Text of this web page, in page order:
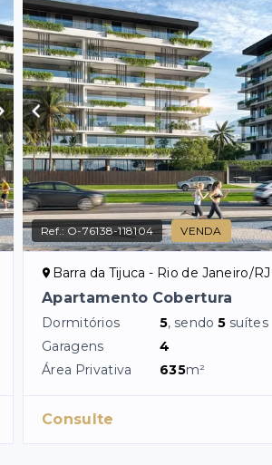
Ref.:O-76138-118104 VENDA
Barra da Tijuca - Rio de Janeiro/RJ
Apartamento Cobertura
Dormitórios 5, sendo5 suítes
Garagens
4
Área Privativa
635m²
Consulte